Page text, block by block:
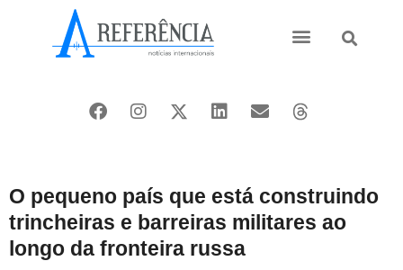
O pequeno país que está construindo
trincheiras e barreiras militares ao
longo da fronteira russa